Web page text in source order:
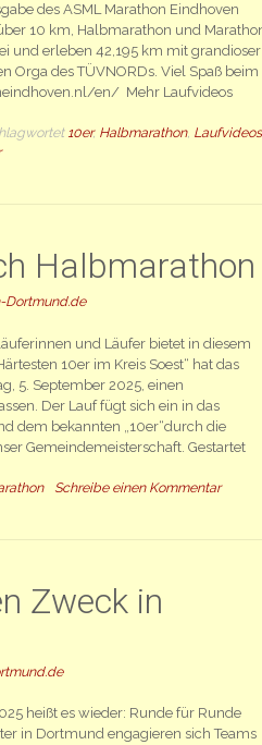
des ASML Marathon Eindhoven
10 km, Halbmarathon und
und erleben 42,195 km mit grandioser
Orga des TÜVNORDs. Viel Spaß beim
en/ Mehr Laufvideos
10er, Halbmarathon, Laufvideos
Halbmarathon
Dortmund.de
und Läufer bietet in diesem
10er im Kreis Soest“ hat das
5. September 2025, einen
Der Lauf fügt sich ein in das
dem bekannten „10er“durch die
Gemeindemeisterschaft. Gestartet
Schreibe einen Kommentar
Zweck in
heißt es wieder: Runde für Runde
in Dortmund engagieren sich Teams